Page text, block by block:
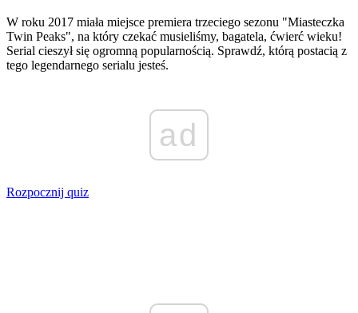
W roku 2017 miała miejsce premiera trzeciego sezonu "Miasteczka
Twin Peaks", na który czekać musieliśmy, bagatela, ćwierć wieku!
Serial cieszył się ogromną popularnością. Sprawdź, którą postacią z
tego legendarnego serialu jesteś.
ad
Rozpocznij quiz